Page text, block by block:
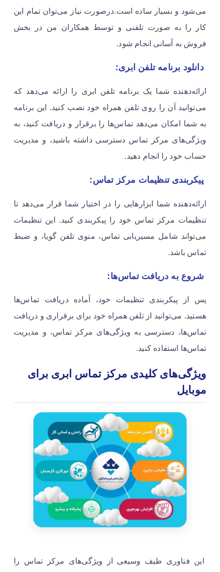
می‌شود و بسیار ساده است.درصورت نیاز می‌توان تمام این
کار را به صورت تلفنی و توسط همکاران من در بخش
فروش به آسانی انجام شود.
دانلود برنامه تلفن ابری:
ارائه‌دهنده شما یک برنامه تلفن ابری را ارائه می‌دهد که
می‌توانید آن را روی تلفن همراه خود نصب کنید. این برنامه
به شما امکان می‌دهد تماس‌ها را برقرار و دریافت کنید، به
ویژگی‌های مرکز تماس دسترسی داشته باشید، و مدیریت
حساب خود را انجام دهید.
پیکربندی تنظیمات مرکز تماس:
ارائه‌دهنده شما ابزارهایی را در اختیار شما قرار می‌دهد تا
تنظیمات مرکز تماس خود را پیکربندی کنید. این تنظیمات
می‌تواند شامل مسیریابی تماس، منوی تلفن گویا، و ضبط
تماس باشد.
شروع به دریافت تماس‌ها:
پس از پیکربندی تنظیمات خود، آماده دریافت تماس‌ها
هستید. می‌توانید از تلفن همراه خود برای برقراری و دریافت
تماس‌ها، دسترسی به ویژگی‌های مرکز تماس، و مدیریت
تماس‌ها استفاده کنید.
ویژگی‌های کلیدی مرکز تماس ابری برای
موبایل
این فناوری طیف وسیعی از ویژگی‌های مرکز تماس را